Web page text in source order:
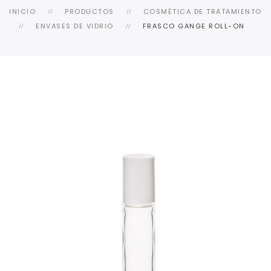
INICIO PRODUCTOS
COSMÉTICA DE TRATAMIENTO
ENVASES DE VIDRIO
FRASCO GANGE ROLL-ON